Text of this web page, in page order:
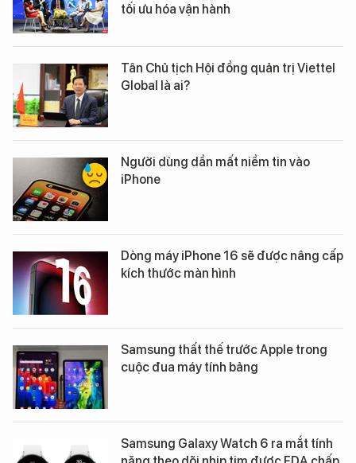
tối ưu hóa vận hành
Tân Chủ tịch Hội đồng quản trị Viettel
Global là ai?
Người dùng dần mất niềm tin vào
iPhone
Dòng máy iPhone 16 sẽ được nâng cấp
kích thước màn hình
Samsung thất thế trước Apple trong
cuộc đua máy tính bảng
Samsung Galaxy Watch 6 ra mắt tính